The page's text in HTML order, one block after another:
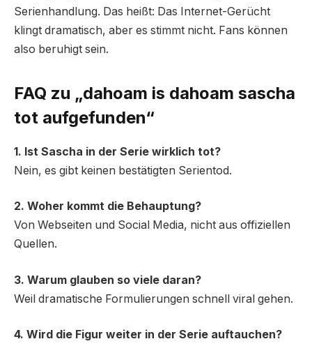
Serienhandlung. Das heißt: Das Internet-Gerücht
klingt dramatisch, aber es stimmt nicht. Fans können
also beruhigt sein.
FAQ zu „dahoam is dahoam sascha
tot aufgefunden“
1. Ist Sascha in der Serie wirklich tot?
Nein, es gibt keinen bestätigten Serientod.
2. Woher kommt die Behauptung?
Von Webseiten und Social Media, nicht aus offiziellen
Quellen.
3. Warum glauben so viele daran?
Weil dramatische Formulierungen schnell viral gehen.
4. Wird die Figur weiter in der Serie auftauchen?